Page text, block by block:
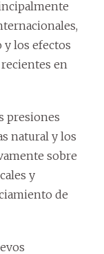
los efectos
en
presiones
natural y los
sobre
y
de